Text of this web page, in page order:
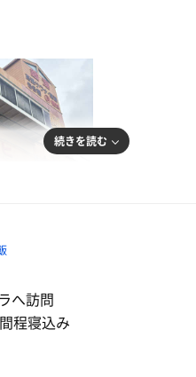
続きを読む
へ訪問
程寝込み